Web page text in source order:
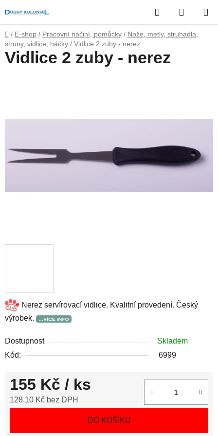
na
obsah
Hledat
KOŠÍK
Domů
/ E-shop / Pracovní náčiní, pomůcky / Nože, metly, struhadla,
struny, vidlice, háčky / Vidlice 2 zuby - nerez
Nerez servírovací vidlice. Kvalitní provedení. Český
výrobek.
Dostupnost
Skladem
Kód:
6999
155 Kč / ks
128,10 Kč bez DPH
DO KOŠÍKU
Vidlice 2 zuby - nerez